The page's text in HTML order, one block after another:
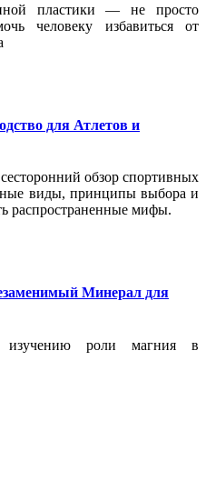
пластики — не просто
человеку избавиться от
для Атлетов и
обзор спортивных
виды, принципы выбора и
распространенные мифы.
Минерал для
изучению роли магния в